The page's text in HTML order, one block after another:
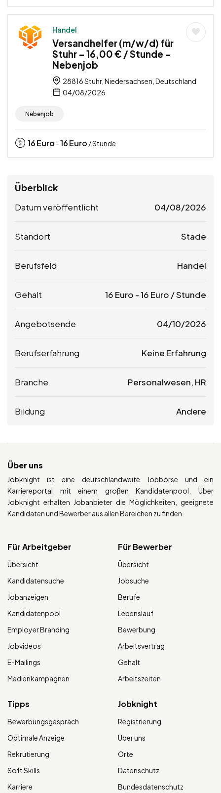
Handel
Versandhelfer (m/w/d) für
Stuhr – 16,00 € / Stunde –
Nebenjob
28816 Stuhr, Niedersachsen, Deutschland
04/08/2026
Nebenjob
16Euro -16Euro / Stunde
Überblick
Datum veröffentlicht 04/08/2026
Standort Stade
Berufsfeld Handel
Gehalt 16 Euro -16 Euro / Stunde
Angebotsende 04/10/2026
Berufserfahrung Keine Erfahrung
Branche Personalwesen, HR
Bildung Andere
Über uns
Jobknight ist eine deutschlandweite Jobbörse und ein
Karriereportal mit einem großen Kandidatenpool. Über
Jobknight erhalten Jobanbieter die Möglichkeiten, geeignete
Kandidaten und Bewerber aus allen Bereichen zu finden.
Für Arbeitgeber
Übersicht
Kandidatensuche
Jobanzeigen
Kandidatenpool
Employer Branding
Jobvideos
E-Mailings
Medienkampagnen
Für Bewerber
Übersicht
Jobsuche
Berufe
Lebenslauf
Bewerbung
Arbeitsvertrag
Gehalt
Arbeitszeiten
Tipps
Bewerbungsgespräch
Optimale Anzeige
Rekrutierung
Soft Skills
Karriere
Jobknight
Registrierung
Über uns
Orte
Datenschutz
Bundesdatenschutz